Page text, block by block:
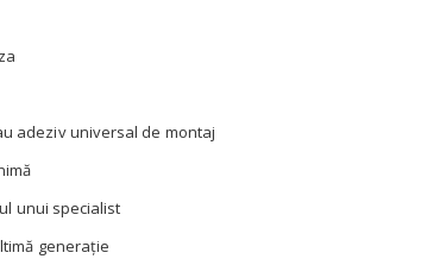
adeziv universal de montaj
unui specialist
generație